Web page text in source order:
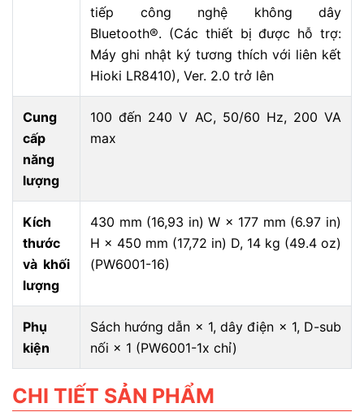
tiếp công nghệ không dây
Bluetooth®. (Các thiết bị được hỗ trợ:
Máy ghi nhật ký tương thích với liên kết
Hioki LR8410), Ver. 2.0 trở lên
Cung
cấp
năng
lượng
100 đến 240 V AC, 50/60 Hz, 200 VA
max
Kích
thước
và khối
lượng
430 mm (16,93 in) W × 177 mm (6.97 in)
H × 450 mm (17,72 in) D, 14 kg (49.4 oz)
(PW6001-16)
Phụ
kiện
Sách hướng dẫn × 1, dây điện × 1, D-sub
nối × 1 (PW6001-1x chỉ)
CHI TIẾT SẢN PHẨM